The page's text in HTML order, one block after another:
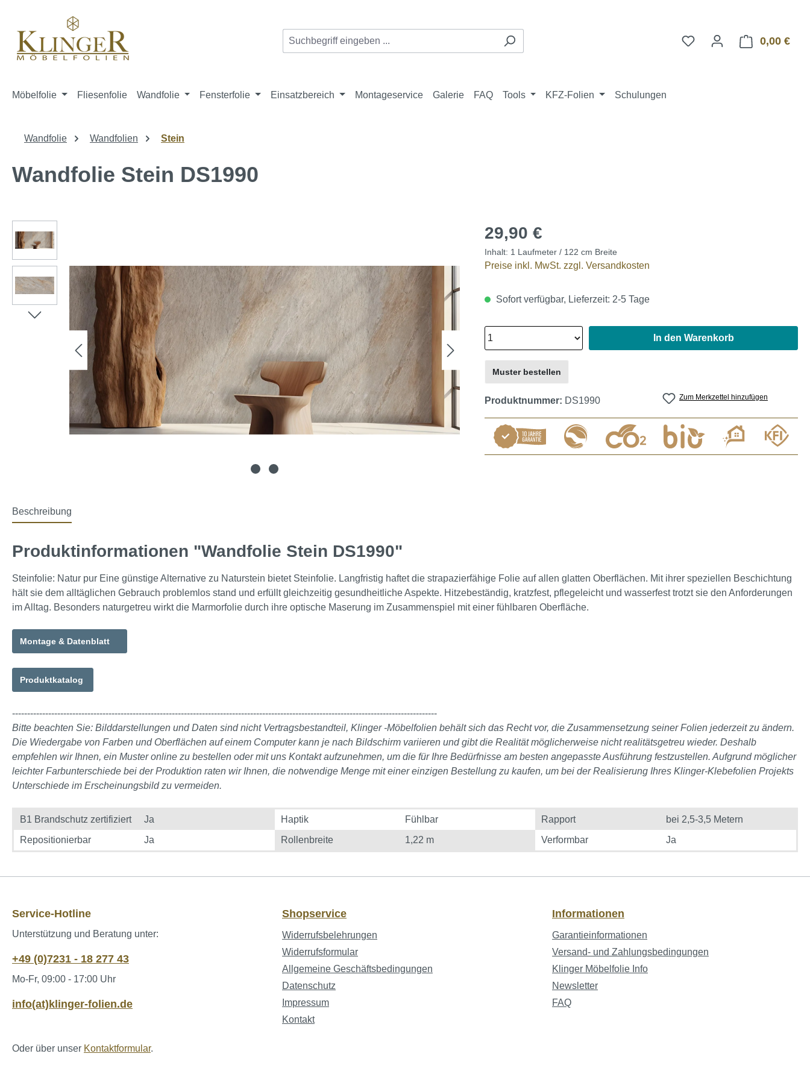
0,00 €
Möbelfolie Fliesenfolie Wandfolie Fensterfolie Einsatzbereich Montageservice Galerie FAQ Tools KFZ-Folien Schulungen
Wandfolie Wandfolien Stein
Wandfolie Stein DS1990
29,90 €
Inhalt: 1 Laufmeter / 122 cm Breite
Preise inkl. MwSt. zzgl. Versandkosten
Sofort verfügbar, Lieferzeit: 2-5 Tage
In den Warenkorb
Zum Merkzettel hinzufügen
Muster bestellen
Produktnummer: DS1990
Beschreibung
Produktinformationen "Wandfolie Stein DS1990"
Steinfolie: Natur pur Eine günstige Alternative zu Naturstein bietet Steinfolie. Langfristig haftet die strapazierfähige Folie auf allen glatten Oberflächen. Mit ihrer speziellen Beschichtung
hält sie dem alltäglichen Gebrauch problemlos stand und erfüllt gleichzeitig gesundheitliche Aspekte. Hitzebeständig, kratzfest, pflegeleicht und wasserfest trotzt sie den Anforderungen
im Alltag. Besonders naturgetreu wirkt die Marmorfolie durch ihre optische Maserung im Zusammenspiel mit einer fühlbaren Oberfläche.
Montage & Datenblatt
Produktkatalog
---------------------------------------------------------------------------------------------------------------------------------------------
Bitte beachten Sie: Bilddarstellungen und Daten sind nicht Vertragsbestandteil, Klinger -Möbelfolien behält sich das Recht vor, die Zusammensetzung seiner Folien jederzeit zu ändern.
Die Wiedergabe von Farben und Oberflächen auf einem Computer kann je nach Bildschirm variieren und gibt die Realität möglicherweise nicht realitätsgetreu wieder. Deshalb
empfehlen wir Ihnen, ein Muster online zu bestellen oder mit uns Kontakt aufzunehmen, um die für Ihre Bedürfnisse am besten angepasste Ausführung festzustellen. Aufgrund möglicher
leichter Farbunterschiede bei der Produktion raten wir Ihnen, die notwendige Menge mit einer einzigen Bestellung zu kaufen, um bei der Realisierung Ihres Klinger-Klebefolien Projekts
Unterschiede im Erscheinungsbild zu vermeiden.
B1 Brandschutz zertifiziert Ja Haptik Fühlbar Rapport
bei 2,5-3,5 Metern
Repositionierbar
Ja Rollenbreite 1,22 m Verformbar Ja
Service-Hotline
Unterstützung und Beratung unter:
+49 (0)7231 - 18 277 43
Mo-Fr, 09:00 - 17:00 Uhr
info(at)klinger-folien.de
Oder über unser Kontaktformular.
Shopservice
Widerrufsbelehrungen
Widerrufsformular
Allgemeine Geschäftsbedingungen
Datenschutz
Impressum
Kontakt
Informationen
Garantieinformationen
Versand- und Zahlungsbedingungen
Klinger Möbelfolie Info
Newsletter
FAQ